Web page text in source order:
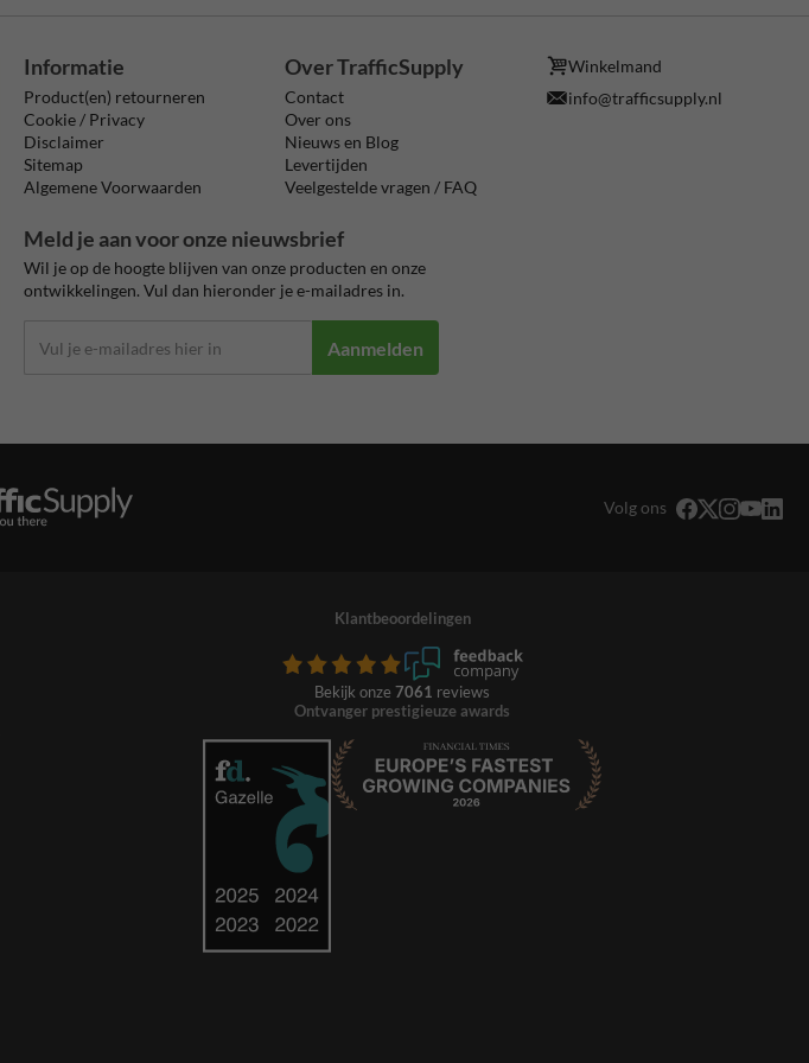
Informatie
Product(en) retourneren
Cookie / Privacy
Disclaimer
Sitemap
Algemene Voorwaarden
Over TrafficSupply
Contact
Over ons
Nieuws en Blog
Levertijden
Veelgestelde vragen / FAQ
Winkelmand
info@trafficsupply.nl
Meld je aan voor onze nieuwsbrief
Wil je op de hoogte blijven van onze producten en onze
ontwikkelingen. Vul dan hieronder je e-mailadres in.
Aanmelden
Volg ons
Klantbeoordelingen
Bekijk onze 7061 reviews
Ontvanger prestigieuze awards